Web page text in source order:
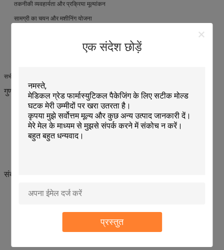
एक संदेश छोड़ें
प्रस्तुत
तकनीकी व्यवहार्यता और प्रक्रिया मूल्यांकन
सामग्री का चयन और मशीनिंग योजना
सभी उत्पादों को आपूर्ति की जाती है
गुणवत्ता नियंत्रण और निर्यात अनुभव
आईएसओ के अनुरूप गुणवत्ता प्रबंधन प्रक्रियाएं
आने वाली सामग्री का सत्यापन
प्रक्रिया के दौरान आयामी निरीक्षण
संबंधित उत्पाद
सटीक कोर पिन और आस्तीन
इंजेक्शन मोल्ड के सम्मिलन और गुहाएं